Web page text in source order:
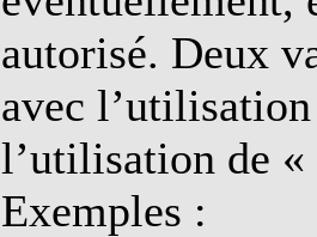
autorisé. Deux
avec
l’utilisation de «
Exemples :